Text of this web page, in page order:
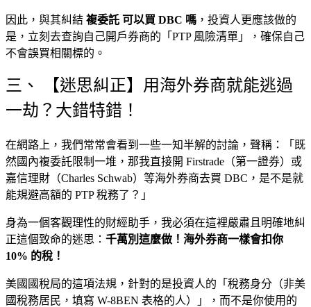
因此，與其糾結 複委託 可以買 DBC 嗎 ，投資人更應該做的
是，立刻去查詢自己開戶券商的「PTP 風險清單」，確保自己
不會誤買相關標的。
三、 【迷思糾正】用海外券商就能逃過
一劫？大錯特錯！
在網路上，我們常常會看到一些一知半解的討論，聲稱：「既
然國內複委託限制一堆，那我直接開 Firstrade（第一證券）或
嘉信理財（Charles Schwab）等海外券商去買 DBC，是不是就
能規避高額的 PTP 稅務了？」
身為一個客觀理性的財經助手，我必須在這裡嚴肅且明確地糾
正這個致命的迷思： 千萬別這麼做！海外券商一樣會扣你
10% 的稅！
美國國稅局的這項法規，針對的是投資人的「稅務身分（非美
國稅務居民，填寫 W-8BEN 表格的人）」，而不是你使用的